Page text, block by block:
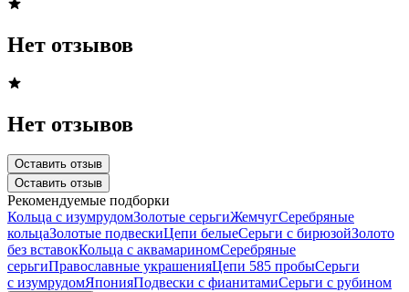
Нет отзывов
Нет отзывов
Оставить отзыв
Оставить отзыв
Рекомендуемые подборки
Кольца с изумрудомЗолотые серьгиЖемчугСеребряные
кольцаЗолотые подвескиЦепи белыеСерьги с бирюзойЗолото
без вставокКольца с аквамариномСеребряные
серьгиПравославные украшенияЦепи 585 пробыСерьги
с изумрудомЯпонияПодвески с фианитамиСерьги с рубином